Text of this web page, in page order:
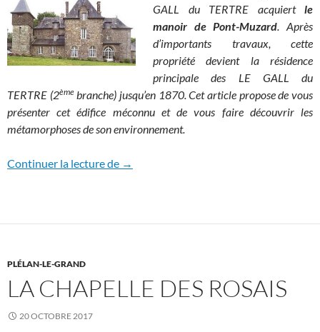
GALL du TERTRE acquiert le
manoir de Pont-Muzard. Après
d’importants travaux, cette
propriété devient la résidence
principale des LE GALL du
TERTRE (2èmebranche) jusqu’en 1870. Cet article propose de vous
présenter cet édifice méconnu et de vous faire découvrir les
métamorphoses de son environnement.
Continuer la lecture de Le manoir de Pont-Muzard
→
PLÉLAN-LE-GRAND
LA CHAPELLE DES ROSAIS
20 OCTOBRE 2017